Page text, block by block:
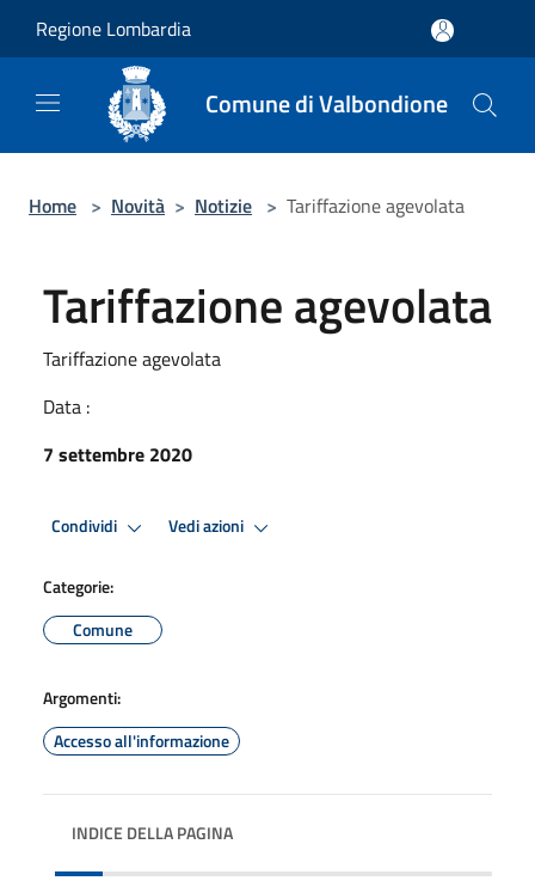
Regione Lombardia
Comune di Valbondione
Home > Novità > Notizie > Tariffazione agevolata
Tariffazione agevolata
Tariffazione agevolata
Data :
7 settembre 2020
Condividi Vedi azioni
Categorie:
Comune
Argomenti:
Accesso all'informazione
INDICE DELLA PAGINA